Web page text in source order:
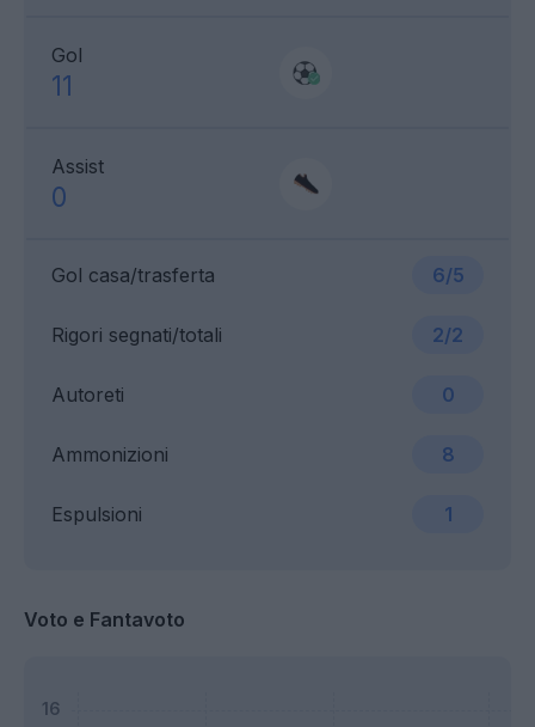
Gol
11
Assist
0
Gol casa/trasferta 6/5
Ammonizioni 8
Rigori segnati/totali 2/2
Espulsioni 1
Autoreti 0
Voto e Fantavoto